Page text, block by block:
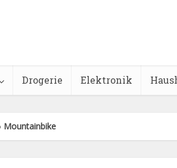
Drogerie Elektronik
Mountainbike